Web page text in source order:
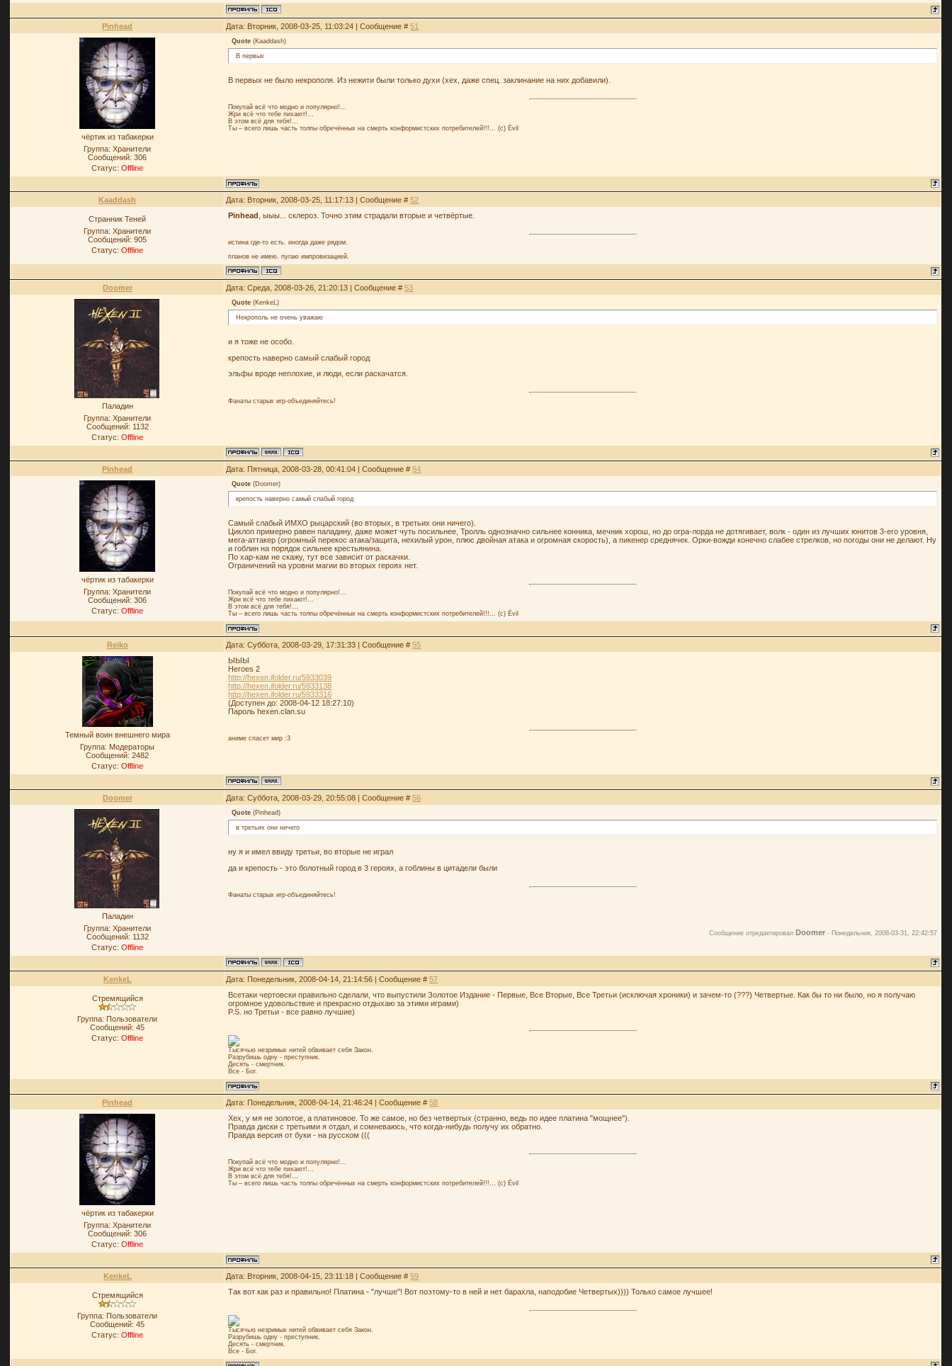
Pinhead Дата: Вторник, 2008-03-25, 11:03:24 | Сообщение #51
чёртик из табакерки
Группа: Хранители
Сообщений:306
Статус:Offline
Quote (Kaaddash)
В первых
В первых не было некрополя. Из нежити были только духи (хех, даже спец. заклинание на них добавили).
Покупай всё что модно и популярно!...
Жри всё что тебе пихают!...
В этом всё для тебя!…
Ты – всего лишь часть толпы обречённых на смерть конформистских потребителей!!!... (с) Ёvil
Kaaddash Дата: Вторник, 2008-03-25, 11:17:13 | Сообщение #52
Странник Теней
Группа: Хранители
Сообщений:905
Статус:Offline
Pinhead , ыыы... склероз. Точно этим страдали вторые и четвёртые.
истина где-то есть. иногда даже рядом.
планов не имею. пугаю импровизацией.
Doomer Дата: Среда, 2008-03-26, 21:20:13 | Сообщение #53
Паладин
Группа: Хранители
Сообщений: 1132
Статус:Offline
Quote (KenkeL)
Некрополь не очень уважаю
и я тоже не особо.
крепость наверно самый слабый город
эльфы вроде неплохие, и люди, если раскачатся.
Фанаты старых игр-объединяйтесь!
Pinhead Дата: Пятница, 2008-03-28, 00:41:04 | Сообщение #54
чёртик из табакерки
Группа: Хранители
Сообщений:306
Статус:Offline
Quote (Doomer)
крепость наверно самый слабый город
Самый слабый ИМХО рыцарский (во вторых, в третьих они ничего).
Циклоп примерно равен паладину, даже может чуть посильнее, Тролль однозначно сильнее конника, мечник хорош, но до огра-лорда не дотягивает, волк - один из лучших юнитов 3-его уровня,
мега-аттакер (огромный перекос атака/защита, нехилый урон, плюс двойная атака и огромная скорость), а пикенер среднячек. Орки-вожди конечно слабее стрелков, но погоды они не делают. Ну
и гоблин на порядок сильнее крестьянина.
По хар-кам не скажу, тут все зависит от раскачки.
Ограничений на уровни магии во вторых героях нет.
Покупай всё что модно и популярно!...
Жри всё что тебе пихают!...
В этом всё для тебя!…
Ты – всего лишь часть толпы обречённых на смерть конформистских потребителей!!!... (с) Ёvil
Reiko Дата: Суббота, 2008-03-29, 17:31:33 | Сообщение #55
Темный воин внешнего мира
Группа: Модераторы
Сообщений:2482
Статус:Offline
ЫЫЫ
Heroes 2
http://hexen.ifolder.ru/5933039
http://hexen.ifolder.ru/5933138
http://hexen.ifolder.ru/5933316
(Доступен до: 2008-04-12 18:27:10)
Пароль hexen.clan.su
аниме спасет мир :3
Doomer Дата: Суббота, 2008-03-29, 20:55:08 | Сообщение #56
Паладин
Группа: Хранители
Сообщений: 1132
Статус:Offline
Quote (Pinhead)
в третьих они ничего
ну я и имел ввиду третьи, во вторые не играл
да и крепость - это болотный город в 3 героях, а гоблины в цитадели были
Фанаты старых игр-объединяйтесь!
Сообщение отредактировал Doomer - Понедельник, 2008-03-31, 22:42:57
KenkeL Дата: Понедельник, 2008-04-14, 21:14:56 | Сообщение #57
Стремящийся
Группа: Пользователи
Сообщений:45
Статус:Offline
Всетаки чертовски правильно сделали, что выпустили Золотое Издание - Первые, Все Вторые, Все Третьи (исключая хроники) и зачем-то (???) Четвертые. Как бы то ни было, но я получаю
огромное удовольствие и прекрасно отдыхаю за этими играми)
P.S. но Третьи - все равно лучшие)
Тысячью незримых нитей обвивает себя Закон.
Разрубишь одну - преступник.
Десять - смертник.
Все - Бог.
Pinhead Дата: Понедельник, 2008-04-14, 21:46:24 | Сообщение #58
чёртик из табакерки
Группа: Хранители
Сообщений:306
Статус:Offline
Хех, у мя не золотое, а платиновое. То же самое, но без четвертых (странно, ведь по идее платина "мощнее").
Правда диски с третьими я отдал, и сомневаюсь, что когда-нибудь получу их обратно.
Правда версия от буки - на русском (((
Покупай всё что модно и популярно!...
Жри всё что тебе пихают!...
В этом всё для тебя!…
Ты – всего лишь часть толпы обречённых на смерть конформистских потребителей!!!... (с) Ёvil
KenkeL Дата: Вторник, 2008-04-15, 23:11:18 | Сообщение #59
Стремящийся
Группа: Пользователи
Сообщений:45
Статус:Offline
Так вот как раз и правильно! Платина - "лучше"! Вот поэтому-то в ней и нет барахла, наподобие Четвертых)))) Только самое лучшее!
Тысячью незримых нитей обвивает себя Закон.
Разрубишь одну - преступник.
Десять - смертник.
Все - Бог.